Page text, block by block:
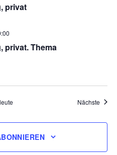
privat
privat. Thema
Nächste